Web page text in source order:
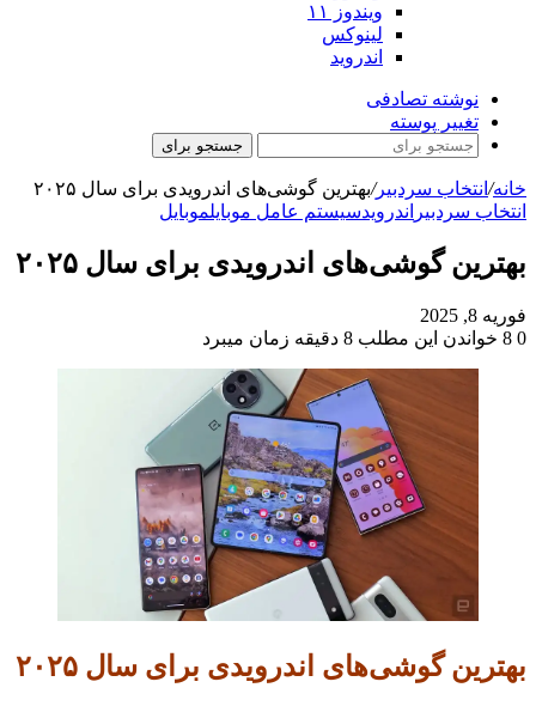
ویندوز ۱۱
لینوکس
اندروید
نوشته تصادفی
تغییر پوسته
جستجو برای
خانه/ انتخاب سردبیر/بهترین گوشی‌های اندرویدی برای سال ۲۰۲۵
انتخاب سردبیر اندرویدسیستم عامل موبایلموبایل
بهترین گوشی‌های اندرویدی برای سال ۲۰۲۵
فوریه 8, 2025
0
خواندن این مطلب 8 دقیقه زمان میبرد
بهترین گوشی‌های اندرویدی برای سال ۲۰۲۵